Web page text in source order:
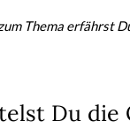
Thema erfährst
Du die